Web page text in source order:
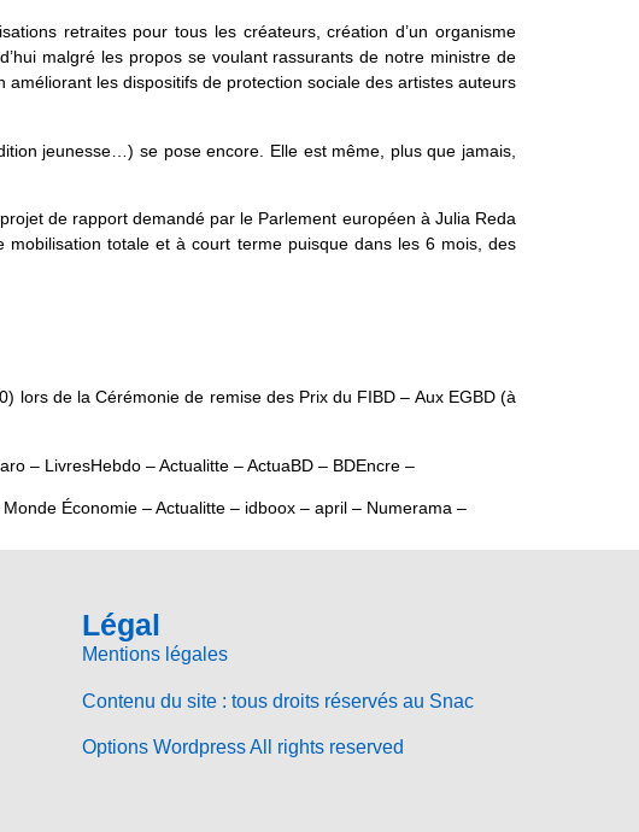
retraites pour tous les créateurs, création d’un organisme
malgré les propos se voulant rassurants de notre ministre de
les dispositifs de protection sociale des artistes auteurs
jeunesse…) se pose encore. Elle est même, plus que jamais,
de rapport demandé par le Parlement européen à Julia Reda
totale et à court terme puisque dans les 6 mois, des
lors de la Cérémonie de remise des Prix du FIBD – Aux EGBD (à
– LivresHebdo – Actualitte – ActuaBD – BDEncre –
Économie – Actualitte – idboox – april – Numerama –
Légal
Mentions légales
Contenu du site : tous droits réservés au Snac
Options Wordpress All rights reserved